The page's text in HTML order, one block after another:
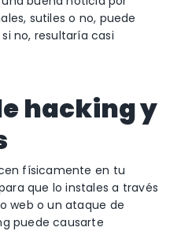
sutiles o no, puede
no, resultaría casi
hacking y
físicamente en tu
que lo instales a través
web o un ataque de
puede causarte